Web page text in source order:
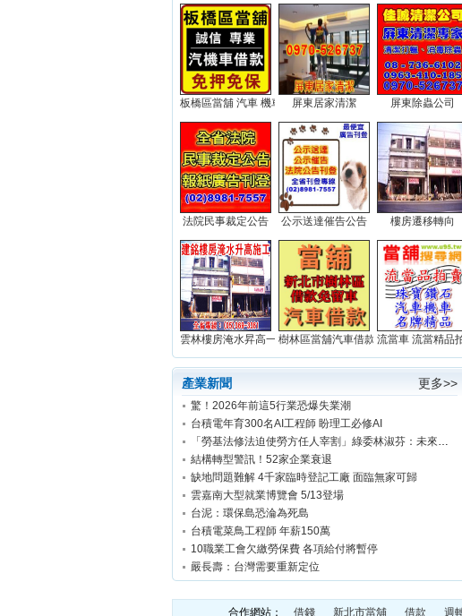
板橋區當舖 汽車 機車 借款...屏東居家清潔 屏東除蟲公司
法院民事裁定公告 公示送達催告公告 樓房遷移轉向
雲林樓房淹水昇高一米(實積)...樹林區當舖汽車借款免留車...流當車 流當精品
產業新聞 更多>>
驚！2026年前這5行業恐爆失業潮
台積電年育300名AI工程師 盼理工必修AI
「勞基法修法迫使勞方任人宰割」綠委林淑芬：未來勞工只休8小時連續上班12天可能合法
結構轉型警訊！52家企業衰退
缺地問題難解 4千家臨時登記工廠 面臨無家可歸
雲嘉南大型就業博覽會 5/13登場
台泥：環保島恐淪為死島
台積電菜鳥工程師 年薪150萬
10職業工會欠繳勞保費 各項給付將暫停
嚴長壽：台灣需要重新定位
合作網站： 借錢 新北市當舖 借款 週